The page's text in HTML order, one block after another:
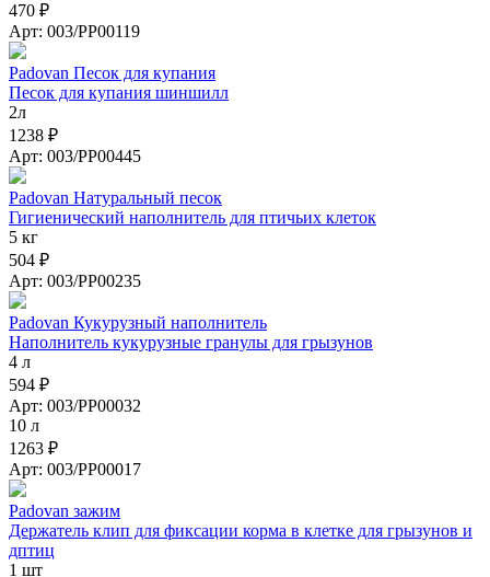
470 ₽
Арт: 003/PP00119
Padovan Песок для купания
Песок для купания шиншилл
2л
1238 ₽
Арт: 003/PP00445
Padovan Натуральный песок
Гигиенический наполнитель для птичьих клеток
5 кг
504 ₽
Арт: 003/PP00235
Padovan Кукурузный наполнитель
Наполнитель кукурузные гранулы для грызунов
4 л
594 ₽
Арт: 003/PP00032
10 л
1263 ₽
Арт: 003/PP00017
Padovan зажим
Держатель клип для фиксации корма в клетке для грызунов и
дптиц
1 шт